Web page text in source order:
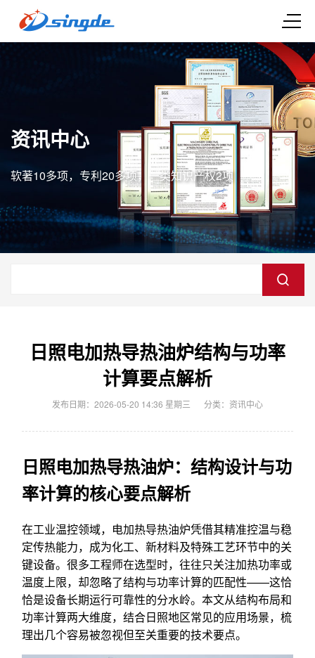
资讯中心
软著10多项，专利20多项，一类知识产权2项
日照电加热导热油炉结构与功率
计算要点解析
发布日期：2026-05-20 14:36 星期三 分类： 资讯中心
日照电加热导热油炉：结构设计与功
率计算的核心要点解析
在工业温控领域，电加热导热油炉凭借其精准控温与稳
定传热能力，成为化工、新材料及特殊工艺环节中的关
键设备。很多工程师在选型时，往往只关注加热功率或
温度上限，却忽略了结构与功率计算的匹配性——这恰
恰是设备长期运行可靠性的分水岭。本文从结构布局和
功率计算两大维度，结合日照地区常见的应用场景，梳
理出几个容易被忽视但至关重要的技术要点。